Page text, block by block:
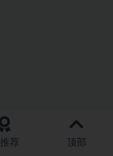
荐 顶部